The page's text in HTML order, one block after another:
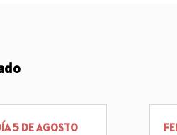
5 DE AGOSTO